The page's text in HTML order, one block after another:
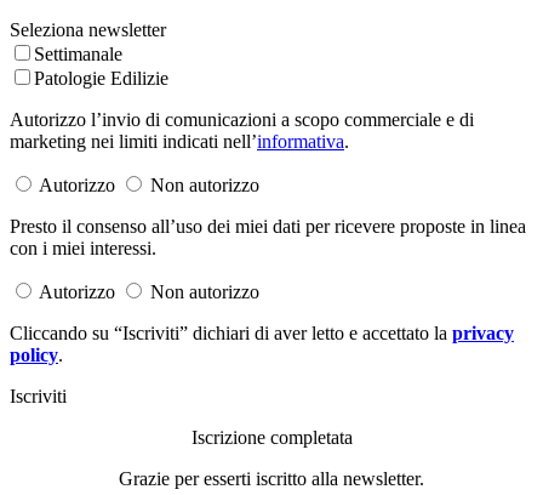
Seleziona newsletter
Settimanale
Patologie Edilizie
Autorizzo l’invio di comunicazioni a scopo commerciale e di
marketing nei limiti indicati nell’informativa.
Autorizzo
Non autorizzo
Presto il consenso all’uso dei miei dati per ricevere proposte in linea
con i miei interessi.
Autorizzo
Non autorizzo
Cliccando su “Iscriviti” dichiari di aver letto e accettato la privacy
policy.
Iscriviti
Iscrizione completata
Grazie per esserti iscritto alla newsletter.